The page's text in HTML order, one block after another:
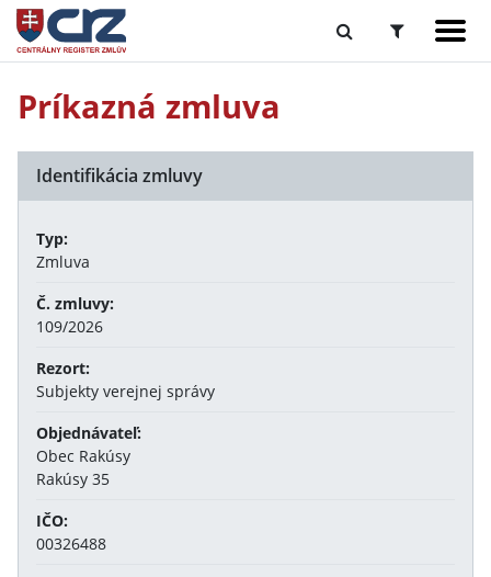
Príkazná zmluva
Identifikácia zmluvy
Typ:
Zmluva
Č. zmluvy:
109/2026
Rezort:
Subjekty verejnej správy
Objednávateľ:
Obec Rakúsy
Rakúsy 35
IČO:
00326488